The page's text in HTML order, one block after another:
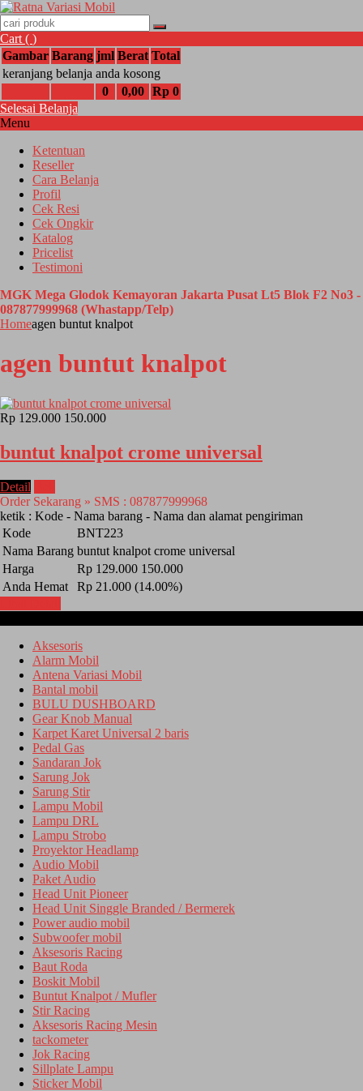
Cart ( )
Gambar Barang jml Berat Total
keranjang belanja anda kosong
0
0,00 Rp 0
Selesai Belanja
Menu
Ketentuan
Reseller
Cara Belanja
Profil
Cek Resi
Cek Ongkir
Katalog
Pricelist
Testimoni
MGK Mega Glodok Kemayoran Jakarta Pusat Lt5 Blok F2 No3 -
087877999968 (Whastapp/Telp)
Homeagen buntut knalpot
agen buntut knalpot
Rp 129.000 150.000
buntut knalpot crome universal
Detail
Order Sekarang » SMS : 087877999968
ketik : Kode - Nama barang - Nama dan alamat pengiriman
Kode
BNT223
Nama Barang buntut knalpot crome universal
Harga
Rp 129.000 150.000
Anda Hemat
Rp 21.000 (14.00%)
Aksesoris
Alarm Mobil
Antena Variasi Mobil
Bantal mobil
BULU DUSHBOARD
Gear Knob Manual
Karpet Karet Universal 2 baris
Pedal Gas
Sandaran Jok
Sarung Jok
Sarung Stir
Lampu Mobil
Lampu DRL
Lampu Strobo
Proyektor Headlamp
Audio Mobil
Paket Audio
Head Unit Pioneer
Head Unit Singgle Branded / Bermerek
Power audio mobil
Subwoofer mobil
Aksesoris Racing
Baut Roda
Boskit Mobil
Buntut Knalpot / Mufler
Stir Racing
Aksesoris Racing Mesin
tackometer
Jok Racing
Sillplate Lampu
Sticker Mobil